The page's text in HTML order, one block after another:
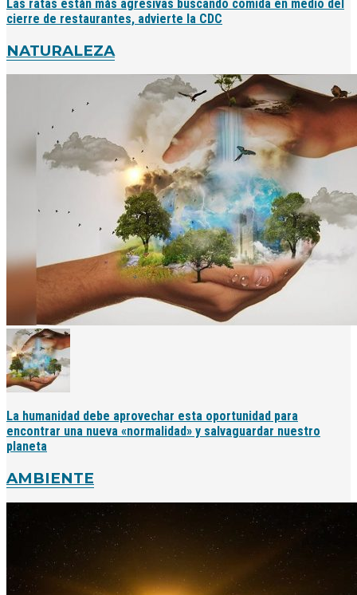
Las ratas están más agresivas buscando comida en medio del
cierre de restaurantes, advierte la CDC
NATURALEZA
La humanidad debe aprovechar esta oportunidad para
encontrar una nueva «normalidad» y salvaguardar nuestro
planeta
AMBIENTE